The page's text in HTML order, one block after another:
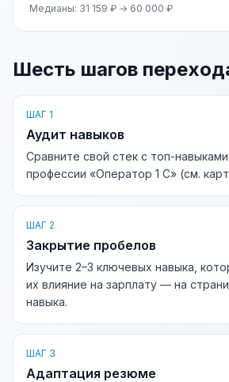
Медианы: 31 159 ₽ → 60 000 ₽
Шесть шагов
ШАГ 1
Аудит навыков
Сравните свой стек с топ-
профессии «Оператор 1 С» (см.
ШАГ 2
Закрытие пробелов
Изучите 2–3 ключевых навыка,
их влияние на зарплату — на
навыка.
ШАГ 3
Адаптация резюме